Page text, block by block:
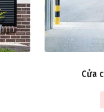
Cửa